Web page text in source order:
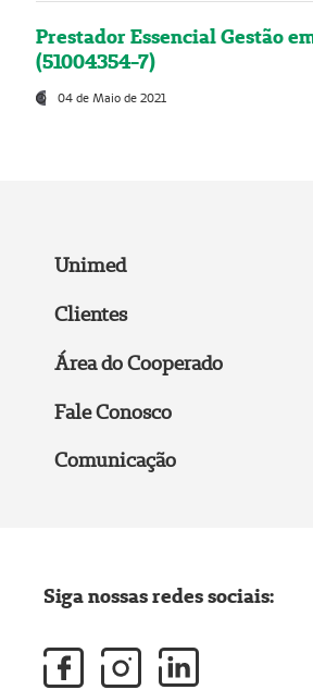
Prestador Essencial Gestão
(51004354-7)
04 de Maio de 2021
Unimed
Clientes
Área do Cooperado
Fale Conosco
Comunicação
Siga nossas redes sociais: